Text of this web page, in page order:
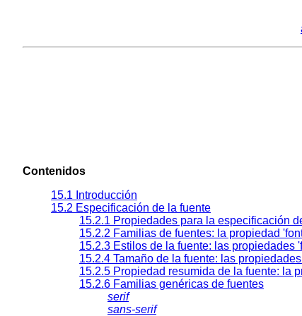
Contenidos
15.1 Introducción
15.2 Especificación de la fuente
15.2.1 Propiedades para la especificación
15.2.2 Familias de fuentes: la propiedad
15.2.3 Estilos de la fuente: las propiedades
15.2.4 Tamaño de la fuente: las propiedades
15.2.5 Propiedad resumida de la fuente: la
15.2.6 Familias genéricas de fuentes
serif
sans-serif